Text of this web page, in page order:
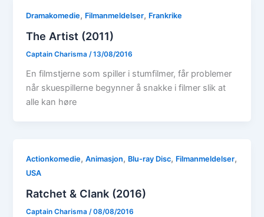
Dramakomedie, Filmanmeldelser, Frankrike
The Artist (2011)
Captain Charisma /13/08/2016
En filmstjerne som spiller i stumfilmer, får problemer
når skuespillerne begynner å snakke i filmer slik at
alle kan høre
Actionkomedie,Animasjon, Blu-ray Disc, Filmanmeldelser,
USA
Ratchet & Clank (2016)
Captain Charisma/08/08/2016